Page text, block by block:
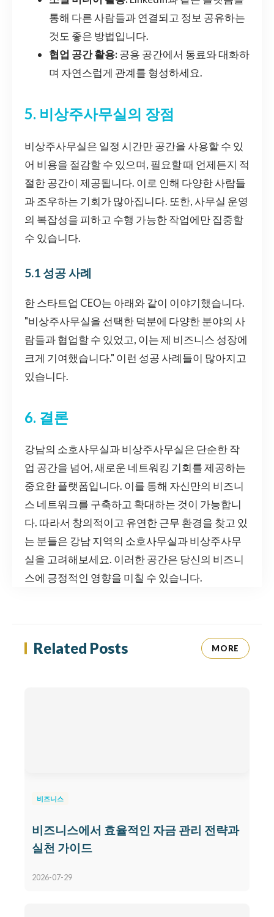
통해 다른 사람들과 연결되고 정보 공유하는
것도 좋은 방법입니다.
협업 공간 활용: 공용 공간에서 동료와 대화하
며 자연스럽게 관계를 형성하세요.
5. 비상주사무실의 장점
비상주사무실은 일정 시간만 공간을 사용할 수 있
어 비용을 절감할 수 있으며, 필요할 때 언제든지 적
절한 공간이 제공됩니다. 이로 인해 다양한 사람들
과 조우하는 기회가 많아집니다. 또한, 사무실 운영
의 복잡성을 피하고 수행 가능한 작업에만 집중할
수 있습니다.
5.1 성공 사례
한 스타트업 CEO는 아래와 같이 이야기했습니다.
"비상주사무실을 선택한 덕분에 다양한 분야의 사
람들과 협업할 수 있었고, 이는 제 비즈니스 성장에
크게 기여했습니다." 이런 성공 사례들이 많아지고
있습니다.
6. 결론
강남의 소호사무실과 비상주사무실은 단순한 작
업 공간을 넘어, 새로운 네트워킹 기회를 제공하는
중요한 플랫폼입니다. 이를 통해 자신만의 비즈니
스 네트워크를 구축하고 확대하는 것이 가능합니
다. 따라서 창의적이고 유연한 근무 환경을 찾고 있
는 분들은 강남 지역의 소호사무실과 비상주사무
실을 고려해보세요. 이러한 공간은 당신의 비즈니
스에 긍정적인 영향을 미칠 수 있습니다.
Related Posts MORE
비즈니스
비즈니스에서 효율적인 자금 관리 전략과
실천 가이드
2026-07-29